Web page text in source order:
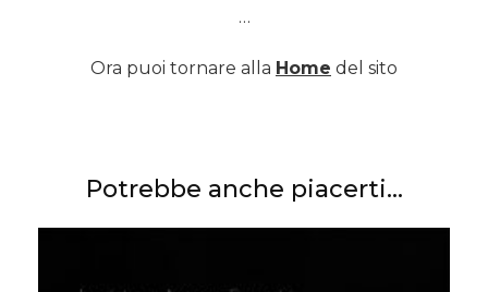
…
Ora puoi tornare alla Home del sito
Potrebbe anche piacerti...